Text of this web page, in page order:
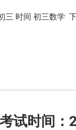
三 时间 初三数学
试时间：